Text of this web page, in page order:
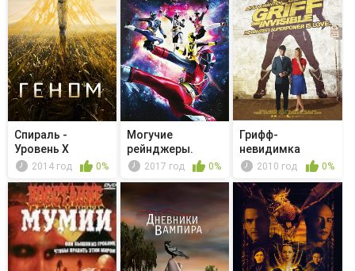
Спираль -
Уровень X
2014 год 0%
Могучие
рейнджеры.
Сталь Ниндзя -
2017 год 0%
Грифф-
невидимка
2010 год 0%